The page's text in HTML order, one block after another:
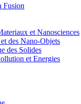
Fusion
et Nanosciences
des Nano-Objets
des Solides
et Energies